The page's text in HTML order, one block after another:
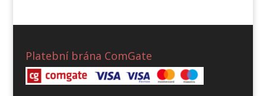
Platební brána ComGate